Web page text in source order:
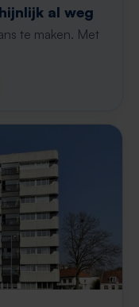
al weg
te maken. Met